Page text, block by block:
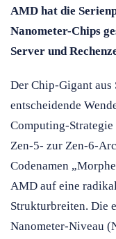
AMD hat die
Nanometer-Chips
Server und
Der Chip-Gigant aus
entscheidende
Computing-
Zen-5- zur Zen-6-
Codenamen
AMD auf eine
Strukturbreiten. Die
Nanometer-Niveau